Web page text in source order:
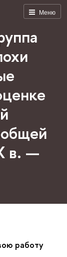
Меню
в. —
работу